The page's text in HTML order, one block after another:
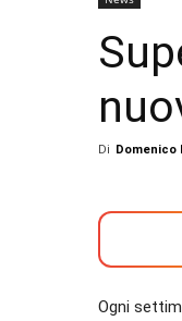
Di Domenico
Ogni